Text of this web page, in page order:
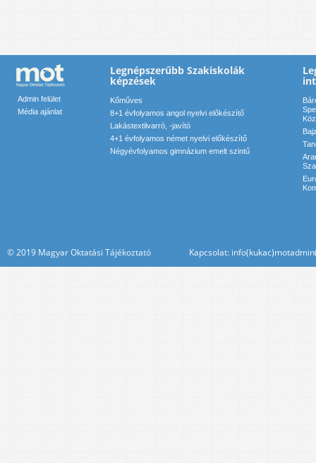
Admin felület
Média ajánlat
Legnépszerűbb Szakiskolák
képzések
Kőműves
8+1 évfolyamos angol nyelvi előkészítő
Lakástextilvarró, -javító
4+1 évfolyamos német nyelvi előkészítő
Négyévfolyamos gimnázium emelt szintű
© 2019 Magyar Oktatási Tájékoztató Kapcsolat: